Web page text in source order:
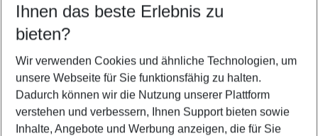
Find the perfect deal which suits your best
Your departure airport
Any airport
Select your date range
11/08/26–09/08/27 5-8 nights
Who will travel
2 adults No children
Ihnen das beste Erlebnis zu
bieten?
Wir verwenden Cookies und ähnliche Technologien, um
unsere Webseite für Sie funktionsfähig zu halten.
Dadurch können wir die Nutzung unserer Plattform
verstehen und verbessern, Ihnen Support bieten sowie
Inhalte, Angebote und Werbung anzeigen, die für Sie